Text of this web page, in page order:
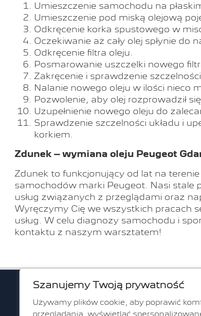
Szanujemy Twoją prywatność
Używamy plików cookie, aby poprawić
przeglądania, wyświetlać
Umieszczenie samochodu na
Umieszczenie pod miską olejową
Odkręcenie korka spustowego w
Oczekiwanie aż cały olej spłynie do
Odkręcenie filtra oleju.
Posmarowanie uszczelki nowego
Zakręcenie i sprawdzenie
Nalanie nowego oleju w ilości nieco
Pozwolenie, aby olej rozprowadził
Uzupełnienie nowego oleju do
Sprawdzenie szczelności układu i
korkiem.
Zdunek – wymiana oleju Peugeot
Zdunek to funkcjonujący od lat na
samochodów marki Peugeot. Nasi stale
usług związanych z przeglądami oraz
Wyręczymy Cię we wszystkich pracach
usług. W celu diagnozy samochodu i
kontaktu z naszym warsztatem!
ul.
80-